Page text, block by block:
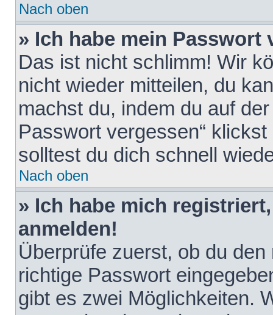
Nach oben
» Ich habe mein Passwort
Das ist nicht schlimm! Wir
nicht wieder mitteilen, du
machst du, indem du auf
Passwort vergessen“
solltest du dich schnell
Nach oben
» Ich habe mich
anmelden!
Überprüfe zuerst, ob du
richtige Passwort
gibt es zwei Möglichkeiten.